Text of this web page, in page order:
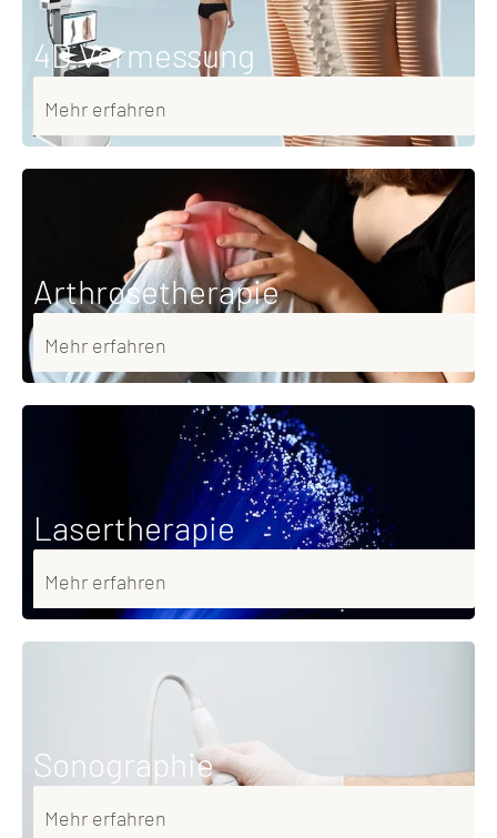
4D Vermessung
Mehr erfahren
Arthrosetherapie
Mehr erfahren
Lasertherapie
Mehr erfahren
Sonographie
Mehr erfahren